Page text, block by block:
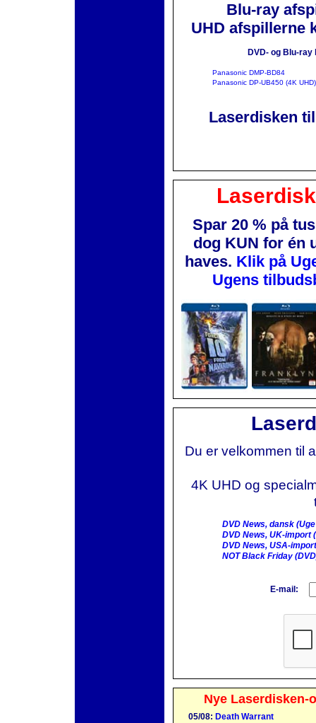
Blu-ray
UHD afspillerne
DVD- og Blu-ray
Panasonic DMP-BD84
Panasonic DP-UB450 (4K UHD)
Laserdisken
Spar 20 % på
dog KUN for én
haves. Klik på
Ugens
Du er velkommen til
4K UHD og
DVD News, dansk
DVD News, UK-import
DVD News, USA-
NOT Black Friday
E-mail:
Nye Laserdisken-
05/08: Death Warrant